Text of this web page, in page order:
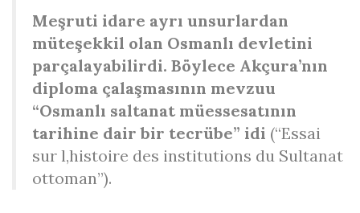
Meşruti idare ayrı unsurlardan
müteşekkil olan Osmanlı devletini
parçalayabilirdi. Böylece Akçura’nın
diploma çalaşmasının mevzuu
“Osmanlı saltanat müessesatının
tarihine dair bir tecrübe” idi (“Essai
sur l,histoire des institutions du Sultanat
ottoman”).